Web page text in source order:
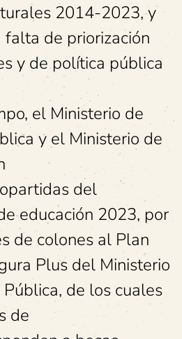
2014-2023, y
de priorización
y de política pública
el Ministerio de
y el Ministerio de
del
educación 2023, por
de colones al Plan
Plus del Ministerio
de los cuales
de